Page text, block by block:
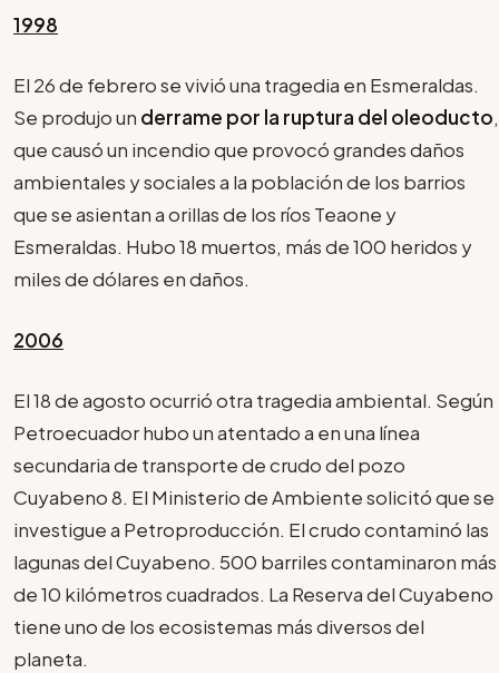
1998
El 26 de febrero se vivió una tragedia en Esmeraldas.
Se produjo un derrame por la ruptura del oleoducto,
que causó un incendio que provocó grandes daños
ambientales y sociales a la población de los barrios
que se asientan a orillas de los ríos Teaone y
Esmeraldas. Hubo 18 muertos, más de 100 heridos y
miles de dólares en daños.
2006
El 18 de agosto ocurrió otra tragedia ambiental. Según
Petroecuador hubo un atentado a en una línea
secundaria de transporte de crudo del pozo
Cuyabeno 8. El Ministerio de Ambiente solicitó que se
investigue a Petroproducción. El crudo contaminó las
lagunas del Cuyabeno. 500 barriles contaminaron más
de 10 kilómetros cuadrados. La Reserva del Cuyabeno
tiene uno de los ecosistemas más diversos del
planeta.